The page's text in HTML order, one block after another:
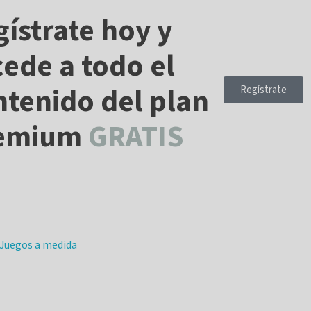
hoy y
a todo el
del plan
GRATIS
Regístrate
Juegos a medida